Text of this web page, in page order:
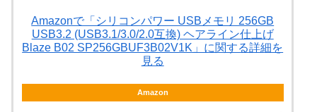
Amazonで「シリコンパワー USBメモリ 256GB
USB3.2 (USB3.1/3.0/2.0互換) ヘアライン仕上げ
Blaze B02 SP256GBUF3B02V1K」に関する詳細を
見る
Amazon